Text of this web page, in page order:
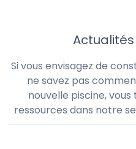
Si vous envisagez de
ne savez pas
nouvelle piscine,
ressources dans notre